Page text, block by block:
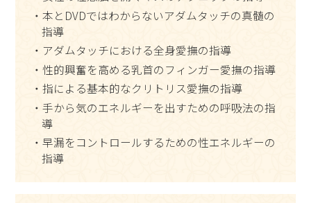
・本とDVDではわからないアダムタッチの真髄の
指導
・アダムタッチにおける全身愛撫の指導
・性的興奮を高める乳首のフィンガー愛撫の指導
・指による基本的なクリトリス愛撫の指導
・手から気のエネルギーを出すための呼吸法の指
導
・早漏をコントロールするための性エネルギーの
指導